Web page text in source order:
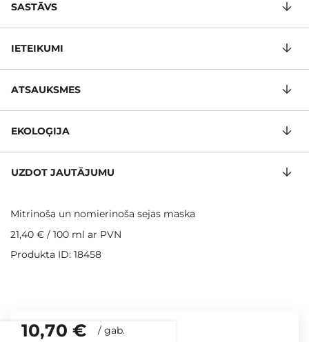
10,70 € / gab.
SASTĀVS
IETEIKUMI
ATSAUKSMES
EKOLOĢIJA
UZDOT JAUTĀJUMU
Mitrinoša un nomierinoša sejas maska
21,40 € / 100 ml ar PVN
Produkta ID: 18458